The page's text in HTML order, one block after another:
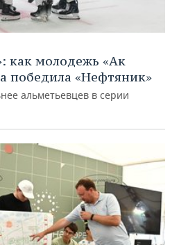
как молодежь «Ак
победила «Нефтяник»
альметьевцев в серии